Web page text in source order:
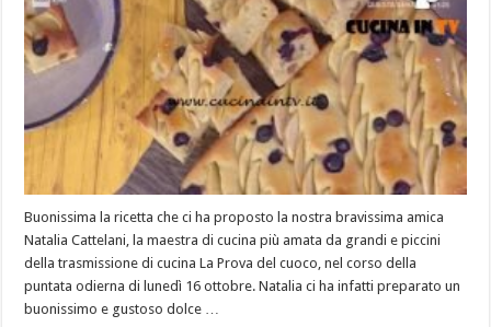
Buonissima la ricetta che ci ha proposto la nostra bravissima amica
Natalia Cattelani, la maestra di cucina più amata da grandi e piccini
della trasmissione di cucina La Prova del cuoco, nel corso della
puntata odierna di lunedì 16 ottobre. Natalia ci ha infatti preparato un
buonissimo e gustoso dolce …